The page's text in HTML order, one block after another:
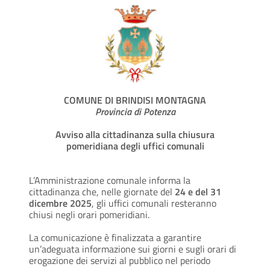
COMUNE DI BRINDISI MONTAGNA
Provincia di Potenza
Avviso alla cittadinanza sulla chiusura
pomeridiana degli uffici comunali
L’Amministrazione comunale informa la
cittadinanza che, nelle giornate del 24 e del 31
dicembre 2025, gli uffici comunali resteranno
chiusi negli orari pomeridiani.
La comunicazione è finalizzata a garantire
un’adeguata informazione sui giorni e sugli orari di
erogazione dei servizi al pubblico nel periodo